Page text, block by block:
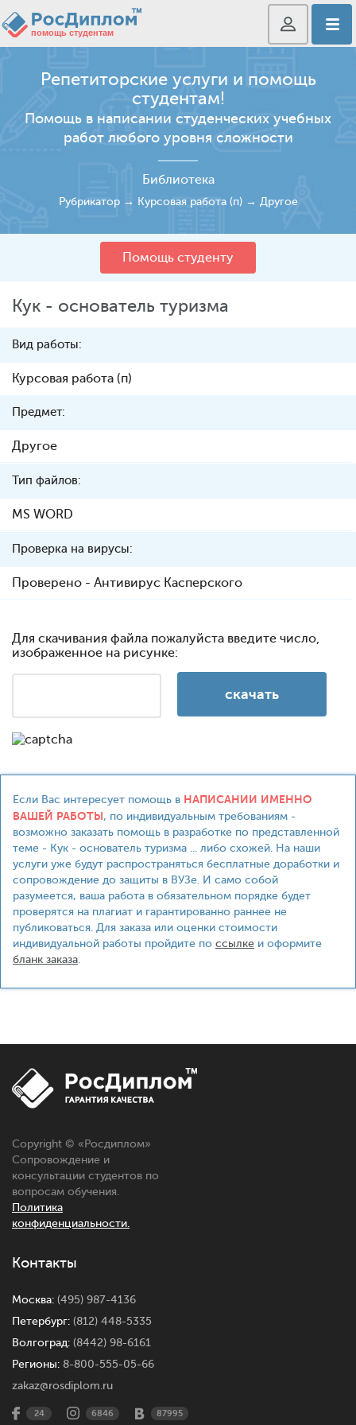
Репетиторские услуги и помощь
студентам!
Помощь в написании студенческих учебных
работ любого уровня сложности
Библиотека
Рубрикатор→ Курсовая работа (п)→ Другое
Помощь студенту
Кук - основатель туризма
Вид работы:
Курсовая работа (п)
Предмет:
Другое
Тип файлов:
MS WORD
Проверка на вирусы:
Проверено - Антивирус Касперского
Для скачивания файла пожалуйста введите число,
изображенное на рисунке:
Если Вас интересует помощь в НАПИСАНИИ ИМЕННО
ВАШЕЙ РАБОТЫ, по индивидуальным требованиям -
возможно заказать помощь в разработке по представленной
теме - Кук - основатель туризма ... либо схожей. На наши
услуги уже будут распространяться бесплатные доработки и
сопровождение до защиты в ВУЗе. И само собой
разумеется, ваша работа в обязательном порядке будет
проверятся на плагиат и гарантированно раннее не
публиковаться. Для заказа или оценки стоимости
индивидуальной работы пройдите по ссылке и оформите
бланк заказа
Copyright © «Росдиплом»
Сопровождение и
консультации студентов по
вопросам обучения.
Политика
конфиденциальности.
Контакты
Москва: (495) 987-4136
Петербург: (812) 448-5335
Волгоград: (8442) 98-6161
Регионы: 8-800-555-05-66
zakaz@rosdiplom.ru
24 6846 87995